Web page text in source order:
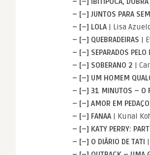
– [–] JUNTOS PARA
– [–] LOLA | Lisa
– [–] QUEBRADEIRAS |
– [–] SEPARADOS PELO
– [–] SOBERANO 2 |
– [–] UM HOMEM
– [–] 31 MINUTOS – O
– [–] AMOR EM
– [–] FANAA | Kunal
– [–] KATY PERRY:
– [–] O DIÁRIO DE TATI